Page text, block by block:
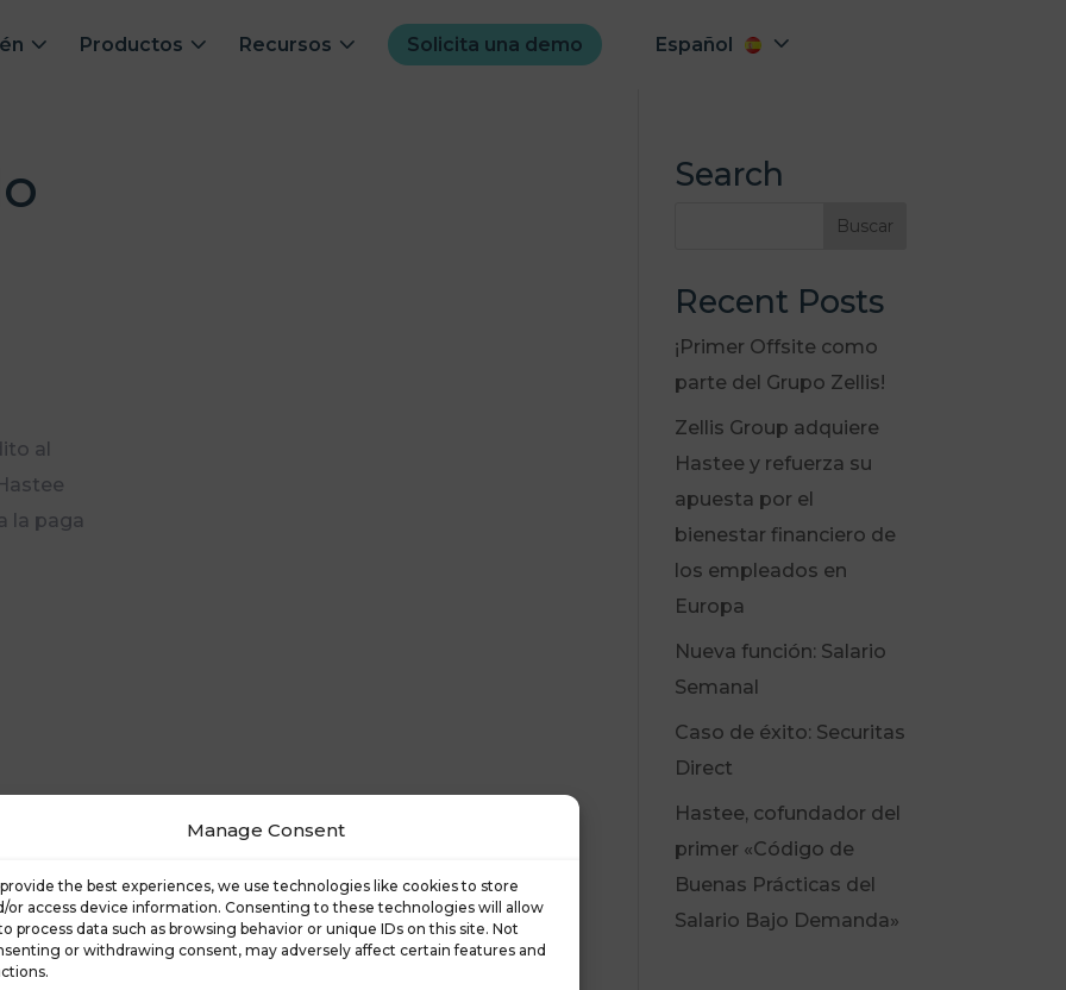
Manage Consent
the best experiences, we use technologies like cookies to store
or access device information. Consenting to these technologies will allow
process data such as browsing behavior or unique IDs on this site. Not
or withdrawing consent, may adversely affect certain features and
Productos Recursos Solicita una demo Español
al
la paga
Search
Recent Posts
¡Primer Offsite como
parte del Grupo Zellis!
Zellis Group adquiere
Hastee y refuerza su
apuesta por el
bienestar financiero de
los empleados en
Europa
Nueva función: Salario
Semanal
Caso de éxito: Securitas
Direct
Hastee, cofundador del
primer «Código de
Buenas Prácticas del
Salario Bajo Demanda»